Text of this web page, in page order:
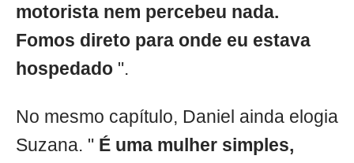
motorista nem percebeu nada.
Fomos direto para onde eu estava
hospedado ".
No mesmo capítulo, Daniel ainda elogia
Suzana. " É uma mulher simples,